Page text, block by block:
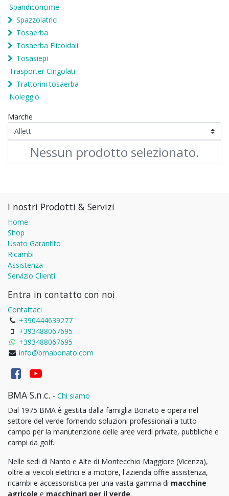
Spandiconcime
Spazzolatrici
Tosaerba
Tosaerba Elicoidali
Tosasiepi
Trasporter Cingolati
Trattorini tosaerba
Noleggio
Marche
Nessun prodotto selezionato.
I nostri Prodotti & Servizi
Home
Shop
Usato Garantito
Ricambi
Assistenza
Servizio Clienti
Entra in contatto con noi
Contattaci
+390444639277
+393488067695
+393488067695
info@bmabonato.com
BMA S.n.c. - Chi siamo
Dal 1975 BMA è gestita dalla famiglia Bonato e opera nel
settore del verde fornendo soluzioni professionali a tutto
campo per la manutenzione delle aree verdi private, pubbliche e
campi da golf.
Nelle sedi di Nanto e Alte di Montecchio Maggiore (Vicenza),
oltre ai veicoli elettrici e a motore, l'azienda offre assistenza,
ricambi e accessoristica per una vasta gamma di macchine
agricole e macchinari per il verde.